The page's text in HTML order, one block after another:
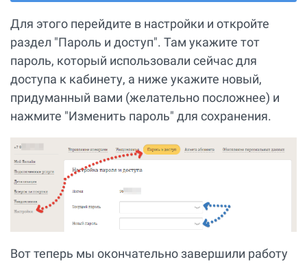
Для этого перейдите в настройки и откройте
раздел "Пароль и доступ". Там укажите тот
пароль, который использовали сейчас для
доступа к кабинету, а ниже укажите новый,
придуманный вами (желательно посложнее) и
нажмите "Изменить пароль" для сохранения.
Вот теперь мы окончательно завершили работу